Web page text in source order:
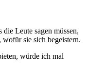
Leute sagen müssen,
sie sich begeistern.
würde ich mal